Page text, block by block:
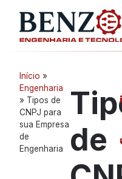
Início »
Engenharia
» Tipos de
CNPJ para
sua Empresa
de
Engenharia
de